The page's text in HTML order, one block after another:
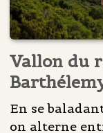
Vallon du
En se
on alterne